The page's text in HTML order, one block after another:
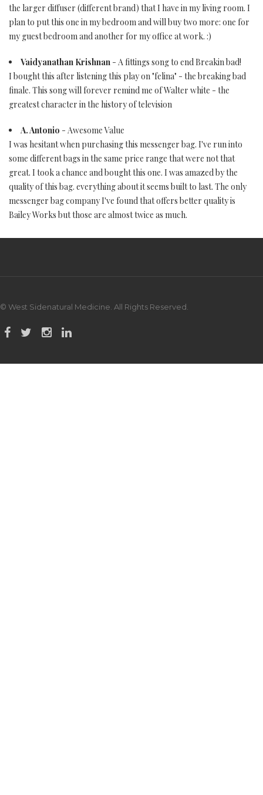
the larger diffuser (different brand) that I have in my living room. I
plan to put this one in my bedroom and will buy two more: one for
my guest bedroom and another for my office at work. :)
Vaidyanathan Krishnan - A fittings song to end Breakin bad!
I bought this after listening this play on "felina" - the breaking bad
finale. This song will forever remind me of Walter white - the
greatest character in the history of television
A. Antonio - Awesome Value
I was hesitant when purchasing this messenger bag. I've run into
some different bags in the same price range that were not that
great. I took a chance and bought this one. I was amazed by the
quality of this bag. everything about it seems built to last. The only
messenger bag company I've found that offers better quality is
Bailey Works but those are almost twice as much.
© West Sidenatural Medicine. All Rights Reserved.